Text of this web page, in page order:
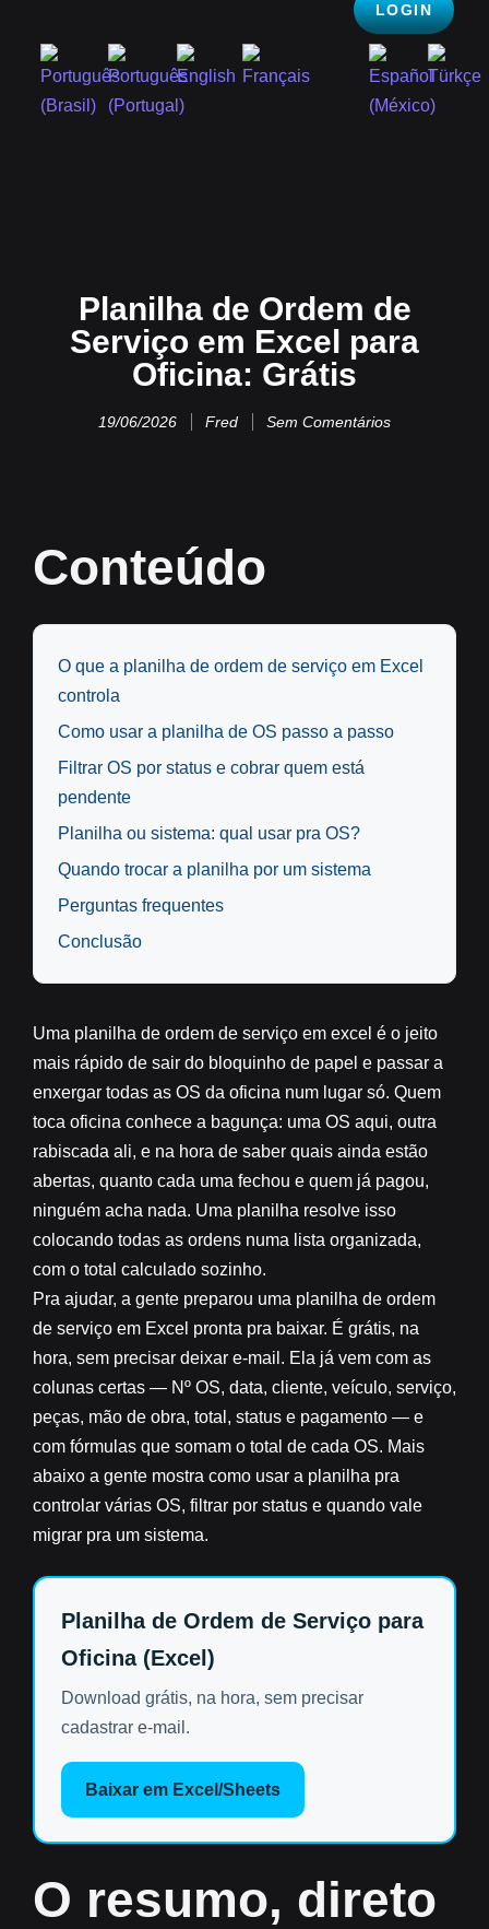
LOGIN
Planilha de Ordem de
Serviço em Excel para
Oficina: Grátis
19/06/2026 Fred Sem Comentários
Conteúdo
O que a planilha de ordem de serviço em Excel
controla
Como usar a planilha de OS passo a passo
Filtrar OS por status e cobrar quem está
pendente
Planilha ou sistema: qual usar pra OS?
Quando trocar a planilha por um sistema
Perguntas frequentes
Conclusão
Uma planilha de ordem de serviço em excel é o jeito
mais rápido de sair do bloquinho de papel e passar a
enxergar todas as OS da oficina num lugar só. Quem
toca oficina conhece a bagunça: uma OS aqui, outra
rabiscada ali, e na hora de saber quais ainda estão
abertas, quanto cada uma fechou e quem já pagou,
ninguém acha nada. Uma planilha resolve isso
colocando todas as ordens numa lista organizada,
com o total calculado sozinho.
Pra ajudar, a gente preparou uma planilha de ordem
de serviço em Excel pronta pra baixar. É grátis, na
hora, sem precisar deixar e-mail. Ela já vem com as
colunas certas — Nº OS, data, cliente, veículo, serviço,
peças, mão de obra, total, status e pagamento — e
com fórmulas que somam o total de cada OS. Mais
abaixo a gente mostra como usar a planilha pra
controlar várias OS, filtrar por status e quando vale
migrar pra um sistema.
Planilha de Ordem de Serviço para
Oficina (Excel)
Download grátis, na hora, sem precisar
cadastrar e-mail.
Baixar em Excel/Sheets
O resumo, direto